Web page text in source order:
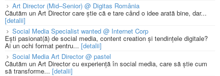
Art Director (Mid–Senior) @ Digitas România
Căutăm un Art Director care știe că e tare când o idee arată bine, dar...
[detalii]
Social Media Specialist wanted @ Internet Corp
Ești pasionat(ă) de social media, content creation și tendințele digitale?
Ai un ochi format pentru... [detalii]
Social Media Art Director @ pastel
Căutăm un Art Director cu experiență în social media, care să știe cum
să transforme... [detalii]